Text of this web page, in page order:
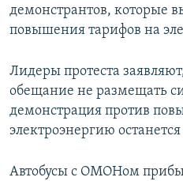
демонстрантов, которые
повышения тарифов на
Лидеры протеста
обещание не размещать
демонстрация против
электроэнергию
Автобусы с ОМОНом